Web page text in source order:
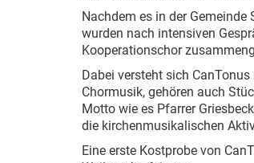
Nachdem es in der Gemeinde
wurden nach intensiven
Kooperationschor
Dabei versteht sich
Chormusik, gehören auch
Motto wie es Pfarrer
die kirchenmusikalischen
Eine erste Kostprobe von